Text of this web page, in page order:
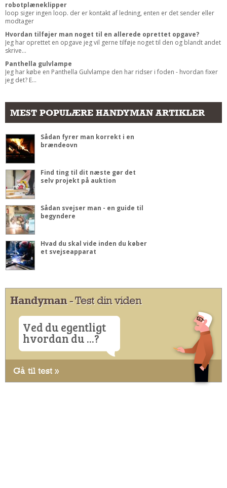
robotplæneklipper
loop siger ingen loop. der er kontakt af ledning, enten er det sender eller
modtager
Hvordan tilføjer man noget til en allerede oprettet opgave?
Jeg har oprettet en opgave jeg vil gerne tilføje noget til den og blandt andet
skrive...
Panthella gulvlampe
Jeg har købe en Panthella Gulvlampe den har ridser i foden - hvordan fixer
jeg det? E...
MEST POPULÆRE HANDYMAN ARTIKLER
Sådan fyrer man korrekt i en
brændeovn
Find ting til dit næste gør det
selv projekt på auktion
Sådan svejser man - en guide til
begyndere
Hvad du skal vide inden du køber
et svejseapparat
Handyman- Test din viden
Ved du egentligt
hvordan du ...?
Gå til test »